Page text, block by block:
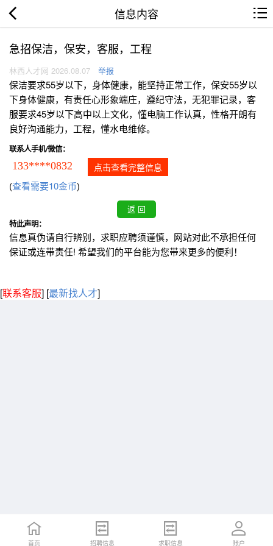
信息内容
急招保洁，保安，客服，工程
林西人才网 2026.08.07 举报
保洁要求55岁以下，身体健康，能坚持正常工作，保安55岁以
下身体健康，有责任心形象端庄，遵纪守法，无犯罪记录，客
服要求45岁以下高中以上文化，懂电脑工作认真，性格开朗有
良好沟通能力，工程，懂水电维修。
联系人手机/微信：
133****0832 点击查看完整信息
(查看需要10金币)
特此声明：
信息真伪请自行辨别，求职应聘须谨慎，网站对此不承担任何
保证或连带责任! 希望我们的平台能为您带来更多的便利！
[联系客服] [最新找人才]
首页 招聘信息 求职信息 账户